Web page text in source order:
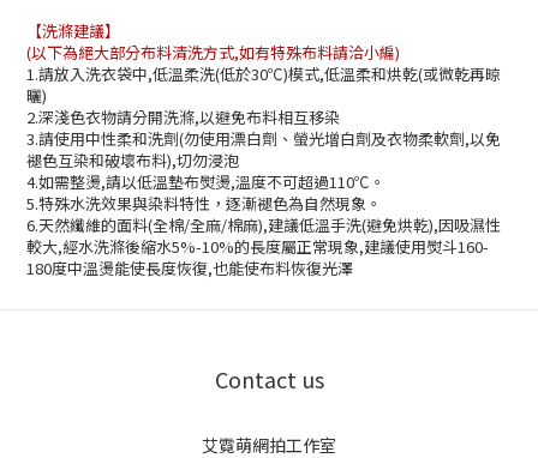
【洗滌建議】
(以下為絕大部分布料清洗方式,如有特殊布料請洽小編)
1.請放入洗衣袋中,低溫柔洗(低於30℃)模式,低溫柔和烘乾(或微乾再晾
曬)
2.深淺色衣物請分開洗滌,以避免布料相互移染
3.請使用中性柔和洗劑(勿使用漂白劑、螢光增白劑及衣物柔軟劑,以免
褪色互染和破壞布料),切勿浸泡
4.如需整燙,請以低溫墊布熨燙,溫度不可超過110℃。
5.特殊水洗效果與染料特性，逐漸褪色為自然現象。
6.天然纖維的面料(全棉/全麻/棉麻),建議低溫手洗(避免烘乾),因吸濕性
較大,經水洗滌後縮水5%-10%的長度屬正常現象,建議使用熨斗160-
180度中溫燙能使長度恢復,也能使布料恢復光澤
Contact us
艾霓萌網拍工作室